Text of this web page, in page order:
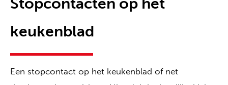
keukenblad
Een stopcontact op het keukenblad of net